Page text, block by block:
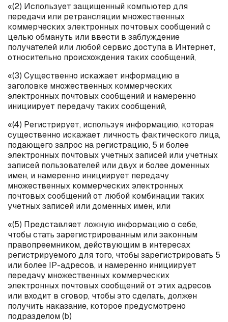
«(2) Использует защищенный компьютер для
передачи или ретрансляции множественных
коммерческих электронных почтовых сообщений с
целью обмануть или ввести в заблуждение
получателей или любой сервис доступа в Интернет,
относительно происхождения таких сообщений,
«(3) Существенно искажает информацию в
заголовке множественных коммерческих
электронных почтовых сообщений и намеренно
инициирует передачу таких сообщений,
«(4) Регистрирует, используя информацию, которая
существенно искажает личность фактического лица,
подающего запрос на регистрацию, 5 и более
электронных почтовых учетных записей или учетных
записей пользователей или двух и более доменных
имен, и намеренно инициирует передачу
множественных коммерческих электронных
почтовых сообщений от любой комбинации таких
учетных записей или доменных имен, или
«(5) Представляет ложную информацию о себе,
чтобы стать зарегистрированным или законным
правопреемником, действующим в интересах
регистрируемого для того, чтобы зарегистрировать 5
или более IP-адресов, и намеренно инициирует
передачу множественных коммерческих
электронных почтовых сообщений от этих адресов
или входит в сговор, чтобы это сделать, должен
получить наказание, которое предусмотрено
подразделом (b)